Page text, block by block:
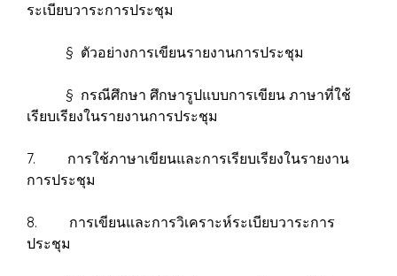
ระเบียบวาระการประชุม
§ ตัวอย่างการเขียนรายงานการประชุม
§ กรณีศึกษา ศึกษารูปแบบการเขียน ภาษาที่ใช้
เรียบเรียงในรายงานการประชุม
7. การใช้ภาษาเขียนและการเรียบเรียงในรายงาน
การประชุม
8. การเขียนและการวิเคราะห์ระเบียบวาระการ
ประชุม